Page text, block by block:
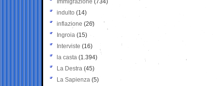
Immigrazione (734)
indulto (14)
inflazione (26)
Ingroia (15)
Interviste (16)
la casta (1.394)
La Destra (45)
La Sapienza (5)